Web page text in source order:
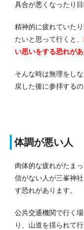
具合が悪くなったり
精神的に疲れていた
たいと思って行くと、
い思いをする恐れが
そんな時は無理をし
戻した後に参拝する
体調が悪い人
肉体的な疲れがたま
信がない人が三峯神
す恐れがあります。
公共交通機関で行く
り、山道を揺られて